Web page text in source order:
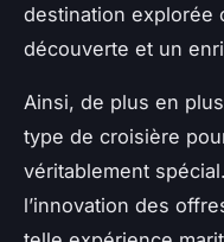
destination explorée
découverte et un
Ainsi, de plus en
type de croisière
véritablement
l’innovation des